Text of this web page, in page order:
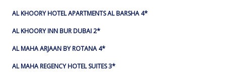
AL KHOORY HOTEL APARTMENTS AL BARSHA 4*
AL KHOORY INN BUR DUBAI 2*
AL MAHA ARJAAN BY ROTANA 4*
AL MAHA REGENCY HOTEL SUITES 3*